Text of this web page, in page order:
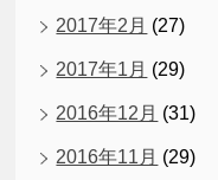
2017年2月 (27)
2017年1月 (29)
2016年12月 (31)
2016年11月 (29)